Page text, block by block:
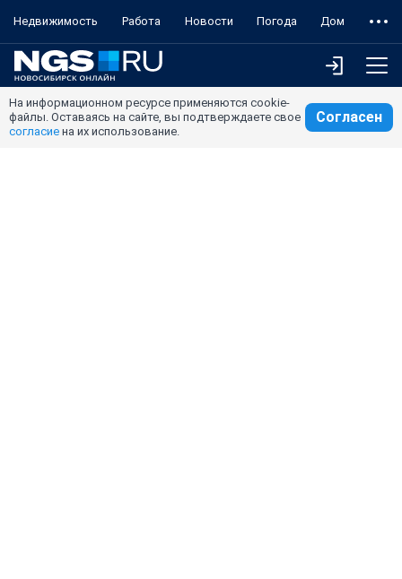
Недвижимость Работа Новости Погода Дом
На информационном ресурсе применяются cookie-
файлы. Оставаясь на сайте, вы подтверждаете свое
согласие на их использование.
Согласен